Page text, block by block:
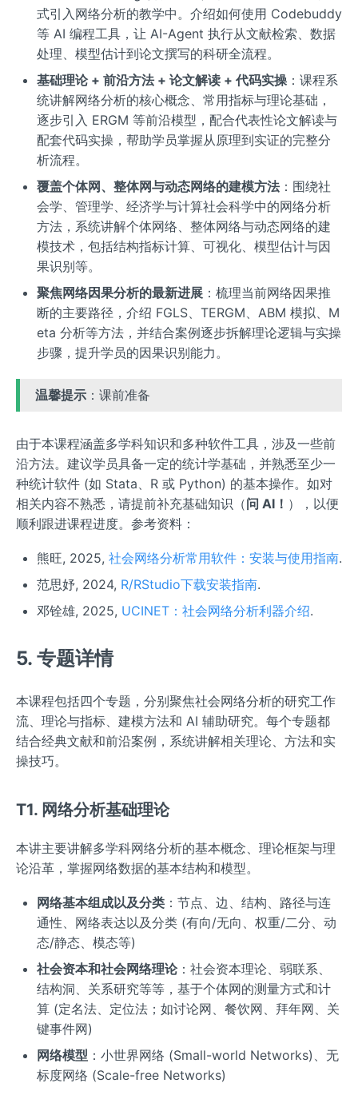
式引入网络分析的教学中。介绍如何使用 Codebuddy
等 AI 编程工具，让 AI-Agent 执行从文献检索、数据
处理、模型估计到论文撰写的科研全流程。
基础理论 + 前沿方法 + 论文解读 + 代码实操：课程系
统讲解网络分析的核心概念、常用指标与理论基础，
逐步引入 ERGM 等前沿模型，配合代表性论文解读与
配套代码实操，帮助学员掌握从原理到实证的完整分
析流程。
覆盖个体网、整体网与动态网络的建模方法：围绕社
会学、管理学、经济学与计算社会科学中的网络分析
方法，系统讲解个体网络、整体网络与动态网络的建
模技术，包括结构指标计算、可视化、模型估计与因
果识别等。
聚焦网络因果分析的最新进展：梳理当前网络因果推
断的主要路径，介绍 FGLS、TERGM、ABM 模拟、M
eta 分析等方法，并结合案例逐步拆解理论逻辑与实操
步骤，提升学员的因果识别能力。
温馨提示 ：课前准备
由于本课程涵盖多学科知识和多种软件工具，涉及一些前
沿方法。建议学员具备一定的统计学基础，并熟悉至少一
种统计软件 (如 Stata、R 或 Python) 的基本操作。如对
相关内容不熟悉，请提前补充基础知识（问 AI！ ），以便
顺利跟进课程进度。参考资料：
熊旺, 2025, 社会网络分析常用软件：安装与使用指南.
范思妤, 2024, R/RStudio下载安装指南.
邓铨雄, 2025, UCINET：社会网络分析利器介绍.
5. 专题详情
本课程包括四个专题，分别聚焦社会网络分析的研究工作
流、理论与指标、建模方法和 AI 辅助研究。每个专题都
结合经典文献和前沿案例，系统讲解相关理论、方法和实
操技巧。
T1. 网络分析基础理论
本讲主要讲解多学科网络分析的基本概念、理论框架与理
论沿革，掌握网络数据的基本结构和模型。
网络基本组成以及分类：节点、边、结构、路径与连
通性、网络表达以及分类 (有向/无向、权重/二分、动
态/静态、模态等)
社会资本和社会网络理论：社会资本理论、弱联系、
结构洞、关系研究等等，基于个体网的测量方式和计
算 (定名法、定位法；如讨论网、餐饮网、拜年网、关
键事件网)
网络模型 ：小世界网络 (Small-world Networks)、无
标度网络 (Scale-free Networks)